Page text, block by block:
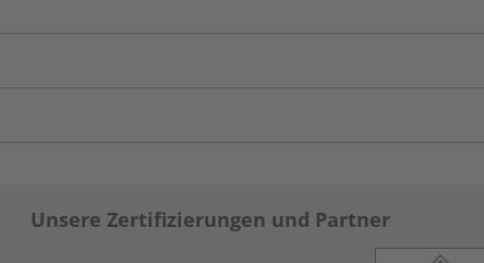
Unsere Zertifizierungen und Partner